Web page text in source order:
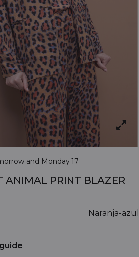
and Monday 17
ANIMAL PRINT BLAZER
Naranja-azul